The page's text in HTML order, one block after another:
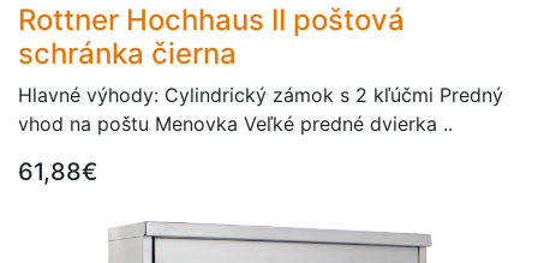
Rottner Hochhaus II poštová
schránka čierna
Hlavné výhody: Cylindrický zámok s 2 kľúčmi Predný
vhod na poštu Menovka Veľké predné dvierka ..
61,88€